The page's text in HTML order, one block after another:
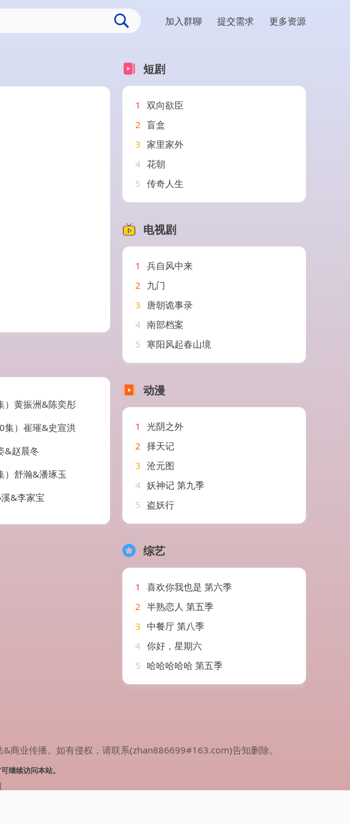
加入群聊 提交需求 更多资源
）黄振洲&陈奕彤
集）崔璀&史宣洪
&赵晨冬
）舒瀚&潘琢玉
&李家宝
短剧
1
双向欲臣
2 盲盒
3 家里家外
4 花朝
5 传奇人生
电视剧
1
兵自风中来
2 九门
3 唐朝诡事录
4 南部档案
5 寒阳风起春山境
动漫
1
光阴之外
2 择天记
3 沧元图
4 妖神记 第九季
5 盗妖行
综艺
1
喜欢你我也是 第六季
2 半熟恋人 第五季
3 中餐厅 第八季
4 你好，星期六
5 哈哈哈哈哈 第五季
商业传播。如有侵权，请联系(zhan886699#163.com)告知删除。
继续访问本站。